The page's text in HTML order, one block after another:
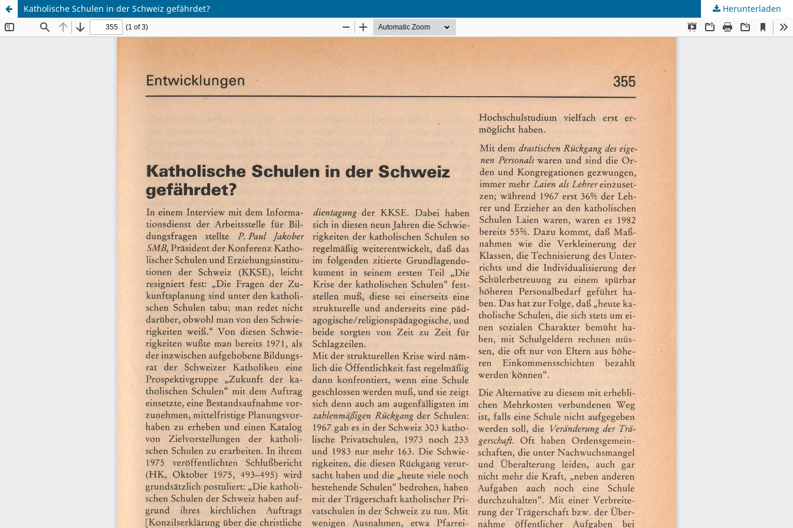
Katholische Schulen in der Schweiz gefährdet? Herunterladen